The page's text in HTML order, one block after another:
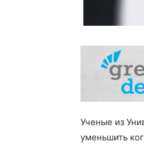
Ученые из
уменьшить